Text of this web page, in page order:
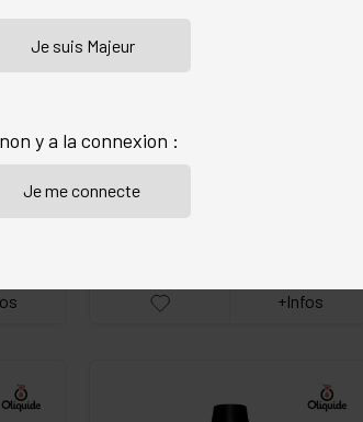
et
Classique Hudson de VDLV. Voici...
+Infos
y a la connexion :